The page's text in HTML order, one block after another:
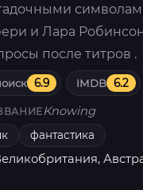
и Лара
после титров .
6.9 IMDB 6.2
Knowing
фантастика